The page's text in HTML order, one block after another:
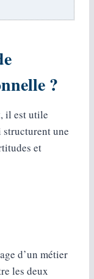
?
il est utile
structurent une
et
d’un métier
les deux